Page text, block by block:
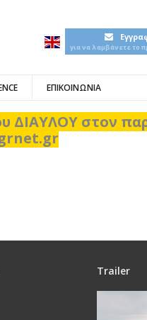
για να λαμβάνετε το
ΕΠΙΚΟΙΝΩΝΙΑ
ΔΙΑΥΛΟΥ στον
Trailer